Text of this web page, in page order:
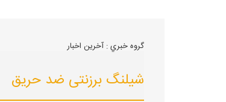
گروه خبري :آخرین اخبار
شیلنگ برزنتی ضد حریق